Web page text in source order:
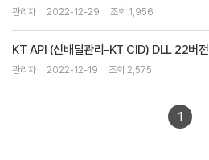
관리자 2022-12-29 조회 1,956
KT API (신배달관리-KT CID) DLL 22버전
관리자 2022-12-19 조회 2,575
1